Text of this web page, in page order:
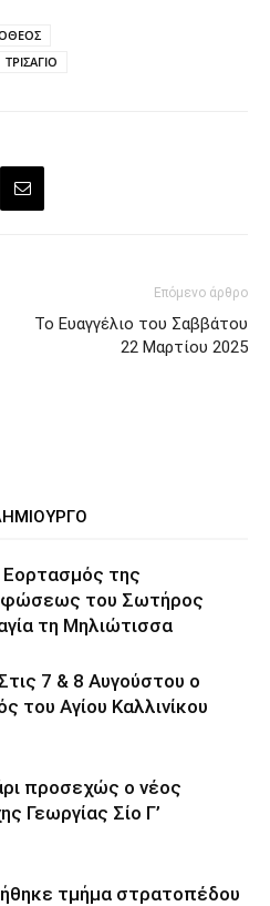
ΤΡΙΣΑΓΙΟ
Επόμενο άρθρο
Το Ευαγγέλιο του Σαββάτου
22 Μαρτίου 2025
της
του Σωτήρος
τη Μηλιώτισσα
7 & 8 Αυγούστου ο
του Αγίου Καλλινίκου
προσεχώς ο νέος
Γεωργίας Σίο Γ’
τμήμα στρατοπέδου